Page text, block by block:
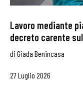
Lavoro mediante
decreto carente
di Giada Benincasa
27 Luglio 2026